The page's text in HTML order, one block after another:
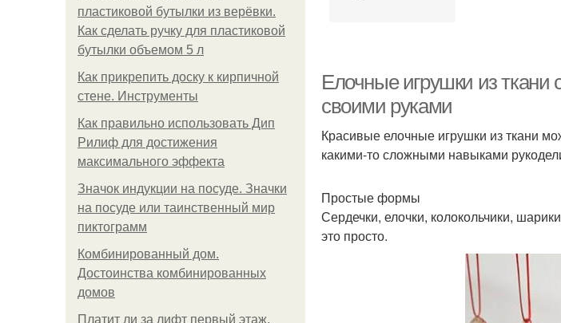
пластиковой бутылки из верёвки.
Как сделать ручку для пластиковой
бутылки объемом 5 л
Как прикрепить доску к кирпичной
стене. Инструменты
Как правильно использовать Дип
Рилиф для достижения
максимального эффекта
Значок индукции на посуде. Значки
на посуде или таинственный мир
пиктограмм
Комбинированный дом.
Достоинства комбинированных
домов
Платит ли за лифт первый этаж.
Елочные игрушки из ткани
своими руками
Красивые елочные игрушки из ткани
какими-то сложными навыками
Простые формы
Сердечки, елочки, колокольчики,
это просто.